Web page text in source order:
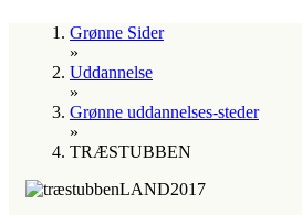
Grønne Sider
»
Uddannelse
»
Grønne uddannelses-steder
»
TRÆSTUBBEN